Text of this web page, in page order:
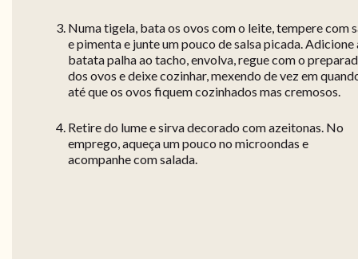
Numa tigela, bata os ovos com o leite, tempere com
e pimenta e junte um pouco de salsa picada. Adicione
batata palha ao tacho, envolva, regue com o
dos ovos e deixe cozinhar, mexendo de vez em
até que os ovos fiquem cozinhados mas cremosos.
Retire do lume e sirva decorado com azeitonas. No
emprego, aqueça um pouco no microondas e
acompanhe com salada.